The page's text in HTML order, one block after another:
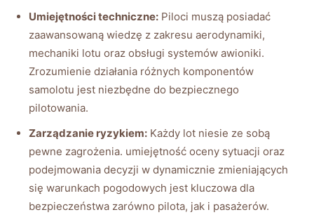
Umiejętności ‍techniczne: Piloci muszą posiadać
zaawansowaną wiedzę z zakresu ‌aerodynamiki,
mechaniki ​lotu oraz obsługi⁣ systemów awioniki.
Zrozumienie działania różnych ⁢komponentów
samolotu ‌jest ​niezbędne ‍do bezpiecznego
pilotowania.
Zarządzanie ryzykiem: Każdy‌ lot niesie ze sobą
pewne ​zagrożenia. ‌umiejętność oceny sytuacji oraz
podejmowania decyzji w dynamicznie zmieniających
się warunkach‍ pogodowych jest kluczowa dla⁢
bezpieczeństwa zarówno pilota, jak i ‍pasażerów.